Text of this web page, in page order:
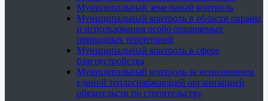
Муниципальный земельный контроль
Муниципальный контроль в области охраны
и использования особо охраняемых
природных территорий
Муниципальный контроль в сфере
благоустройства
Муниципальный контроль за исполнением
единой теплоснабжающей организацией
обязательств по строительству,